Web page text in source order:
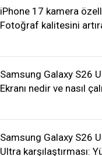
iPhone 17 kamera
Fotoğraf kalitesini
Samsung Galaxy S26
Ekranı nedir ve nasıl
Samsung Galaxy S26
Ultra karşılaştırması: